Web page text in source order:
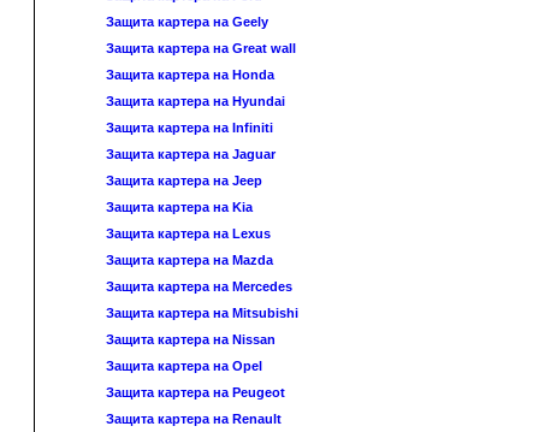
Защита картера на Geely
Защита картера на Great wall
Защита картера на Honda
Защита картера на Hyundai
Защита картера на Infiniti
Защита картера на Jaguar
Защита картера на Jeep
Защита картера на Kia
Защита картера на Lexus
Защита картера на Mazda
Защита картера на Mercedes
Защита картера на Mitsubishi
Защита картера на Nissan
Защита картера на Opel
Защита картера на Peugeot
Защита картера на Renault